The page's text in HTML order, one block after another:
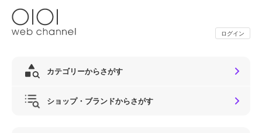
ログイン
カテゴリーからさがす
ショップ・ブランドからさがす